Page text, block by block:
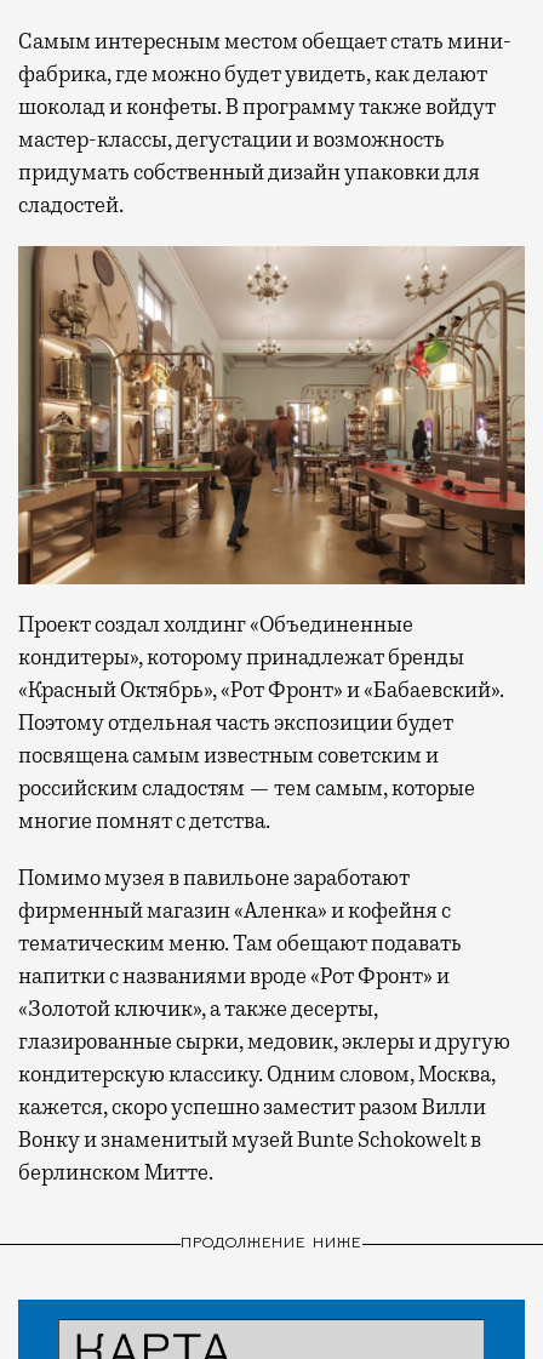
Самым интересным местом обещает стать мини-
фабрика, где можно будет увидеть, как делают
шоколад и конфеты. В программу также войдут
мастер-классы, дегустации и возможность
придумать собственный дизайн упаковки для
сладостей.
Проект создал холдинг «Объединенные
кондитеры», которому принадлежат бренды
«Красный Октябрь», «Рот Фронт» и «Бабаевский».
Поэтому отдельная часть экспозиции будет
посвящена самым известным советским и
российским сладостям — тем самым, которые
многие помнят с детства.
Помимо музея в павильоне заработают
фирменный магазин «Аленка» и кофейня с
тематическим меню. Там обещают подавать
напитки с названиями вроде «Рот Фронт» и
«Золотой ключик», а также десерты,
глазированные сырки, медовик, эклеры и другую
кондитерскую классику. Одним словом, Москва,
кажется, скоро успешно заместит разом Вилли
Вонку и знаменитый музей Bunte Schokowelt в
берлинском Митте.
ПРОДОЛЖЕНИЕ НИЖЕ